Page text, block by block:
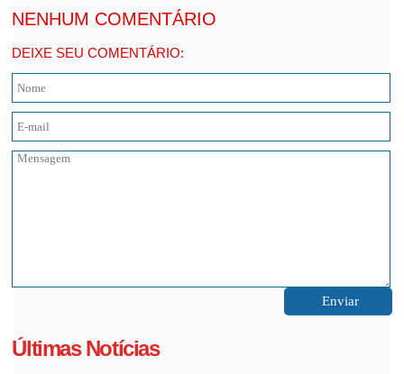
NENHUM COMENTÁRIO
DEIXE SEU COMENTÁRIO:
Últimas Notícias